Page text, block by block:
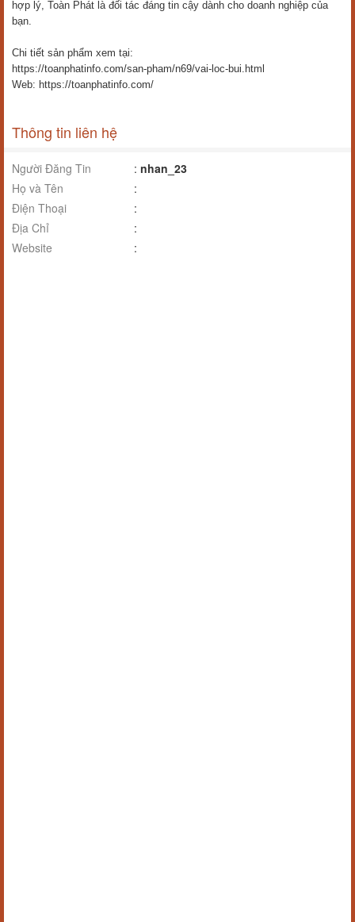
hợp lý, Toàn Phát là đối tác đáng tin cậy dành cho doanh nghiệp của
bạn.
Chi tiết sản phẩm xem tại:
https://toanphatinfo.com/san-pham/n69/vai-loc-bui.html
Web: https://toanphatinfo.com/
Thông tin liên hệ
Người Đăng Tin : nhan_23
Họ và Tên
:
Điện Thoại
:
Địa Chỉ
:
Website
: